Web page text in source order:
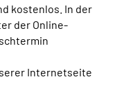
kostenlos. In der
der Online-
Internetseite